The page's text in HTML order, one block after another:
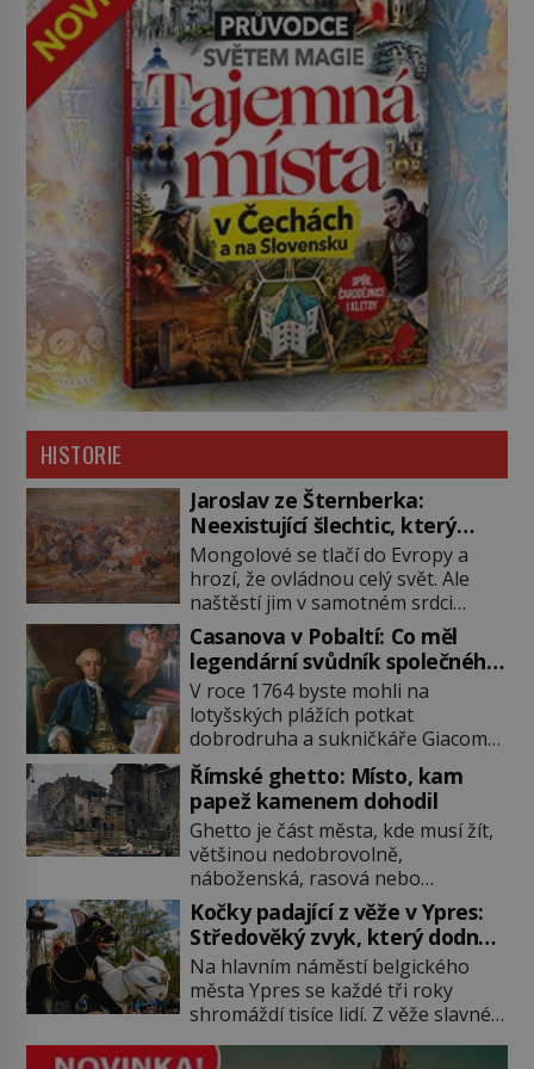
HISTORIE
Jaroslav ze Šternberka:
Neexistující šlechtic, který
z Moravy vyžene Mongoly
Mongolové se tlačí do Evropy a
hrozí, že ovládnou celý svět. Ale
naštěstí jim v samotném srdci
Evropy stojí v cestě malé, ale silné
království, které dokáže
dobyvatelské hordy zastavit. Co
nedokáže žádná z asijských říší, co
nedokážou Němci – to dokáže
český král. Nebo že by ne?
Mongolové od roku 1223 postupují
podél Kaspického a Azovského
moře, […]
Casanova v Pobaltí: Co měl
legendární svůdník společného
se svobodnými zednáři?
V roce 1764 byste mohli na
lotyšských plážích potkat
dobrodruha a sukničkáře Giacoma
Casanovu. Jeho cesta k Baltskému
moři však nebyla turistickým
výletem, ale ryze pracovní cestou
se zištnými úmysly. Jaký cíl
Casanova sledoval, když se
například procházel uličkami
lotyšské Rigy? Casanova v Pobaltí
kontaktoval tamní zednářské lóže.
Nebyl v této oblasti žádným
nováčkem, protože do zednářské
[…]
Římské ghetto: Místo, kam
papež kamenem dohodil
Ghetto je část města, kde musí žít,
většinou nedobrovolně,
náboženská, rasová nebo
národnostní menšina obyvatel.
Bohaté historické zkušenosti mají s
takovým životem Židé. Už od
středověku jsou totiž v každou
chvíli nuceni v nějakém žít. Mezi ty
nejslavnější patří i římské ghetto
založené v roce 1555. Pokud jde o
Kočky padající z věže v Ypres:
Středověký zvyk, který dodnes
budí rozpaky
Na hlavním náměstí belgického
města Ypres se každé tři roky
shromáždí tisíce lidí. Z věže slavné
jásají a snaží se je chytit. Naštěstí